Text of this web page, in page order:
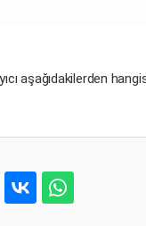
aşağıdakilerden